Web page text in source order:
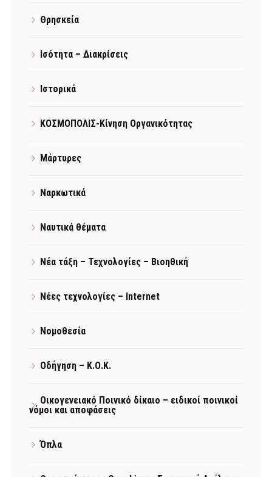
Θρησκεία
Ισότητα – Διακρίσεις
Ιστορικά
ΚΟΣΜΟΠΟΛΙΣ-Κίνηση Οργανικότητας
Μάρτυρες
Ναρκωτικά
Ναυτικά θέματα
Νέα τάξη – Τεχνολογίες – Βιοηθική
Νέες τεχνολογίες – Internet
Νομοθεσία
Οδήγηση – Κ.Ο.Κ.
Οικογενειακό Ποινικό δίκαιο – ειδικοί ποινικοί
νόμοι και αποφάσεις
Όπλα